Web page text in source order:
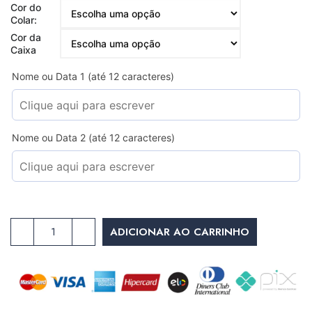
Cor do
Colar:
Cor da
Caixa
Nome ou Data 1 (até 12 caracteres)
Nome ou Data 2 (até 12 caracteres)
ADICIONAR AO CARRINHO